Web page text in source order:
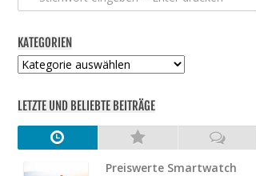
KATEGORIEN
Kategorien
LETZTE UND BELIEBTE BEITRÄGE
Preiswerte Smartwatch